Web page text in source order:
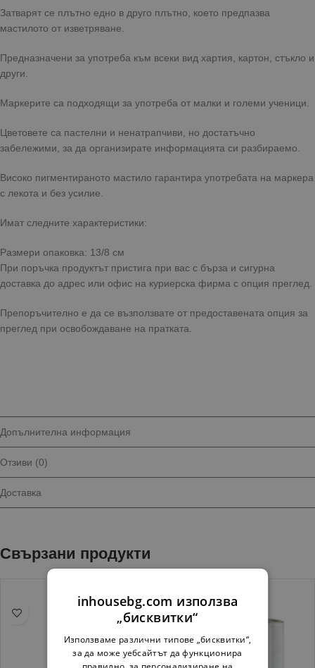
Затварят се плътно едно в друго плътно, което предпазва
мастилото от изветряване.
Предназначени за употреба към всеки вид хартия, картон, стъкло и
други.
Маркерите са подходящи за употреба от малки и големи ученици.
Цветовете са пастелни и ненатрапчиви, но достатъчно
забележими, за да организирате информацията си разбираемо.
Високо пигментираното мастило гарантира употребата на маркера
с лекота и без усилие.
Имат следните характеристики:
Размери опаковка: 13/8 см
При поръчка продуктът пристига при вас с бърза и сигурна
доставка до адрес или офис на куриерска фирма с опция преглед.
Препоръчително е да се възползвате от предоставената опция за
преглед при освобождаване на пратката.
Допълнителна информация
Отзиви (0)
Доставка
Свързани продукти
inhousebg.com използва
„бисквитки“
Използваме различни типове „бисквитки“,
за да може уебсайтът да функционира